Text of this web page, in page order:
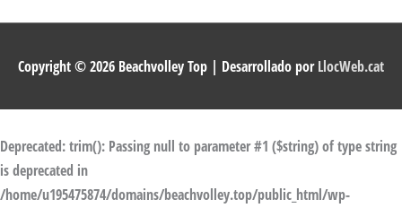
Copyright © 2026 Beachvolley Top | Desarrollado porLlocWeb.cat
Deprecated: trim(): Passing null to parameter #1 ($string) of type string
is deprecated in
/home/u195475874/domains/beachvolley.top/public_html/wp-